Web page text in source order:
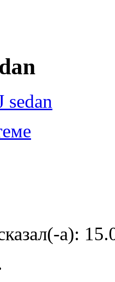
sedan
а):